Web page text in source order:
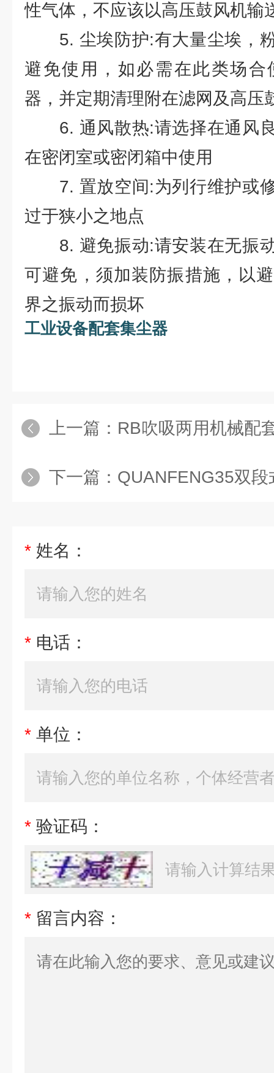
性气体，不应该以高压鼓风机输
5. 尘埃防护:有大量尘埃，粉
避免使用，如必需在此类场
器，并定期清理附在滤网及高压
6. 通风散热:请选择在通风良
在密闭室或密闭箱中使用
7. 置放空间:为列行维护或修
过于狭小之地点
8. 避免振动:请安装在无振动
可避免，须加装防振措施，以
界之振动而损坏
工业设备配套集尘器
上一篇： RB吹吸两用机械配
下一篇： QUANFENG35双段
* 姓名：
* 电话：
* 单位：
* 验证码：
* 留言内容：